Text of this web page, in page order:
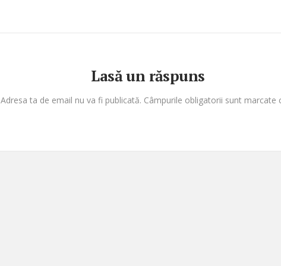
Lasă un răspuns
Adresa ta de email nu va fi publicată. Câmpurile obligatorii sunt marcate